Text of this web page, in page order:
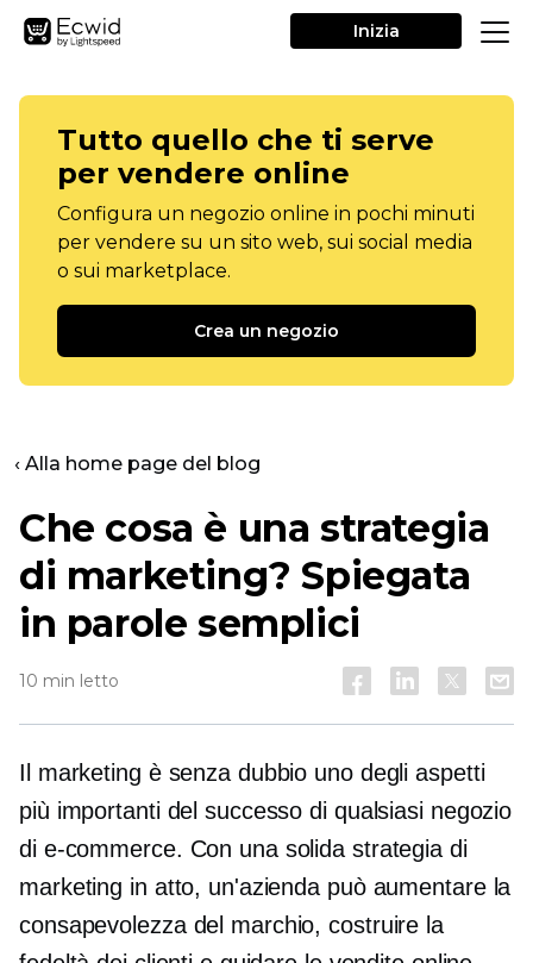
Inizia
Tutto quello che ti serve
per vendere online
Configura un negozio online in pochi minuti
per vendere su un sito web, sui social media
o sui marketplace.
Crea un negozio
‹ Alla home page del blog
Che cosa è una strategia
di marketing? Spiegata
in parole semplici
10 min letto
Il marketing è senza dubbio uno degli aspetti
più importanti del successo di qualsiasi negozio
di e-commerce. Con una solida strategia di
marketing in atto, un'azienda può aumentare la
consapevolezza del marchio, costruire la